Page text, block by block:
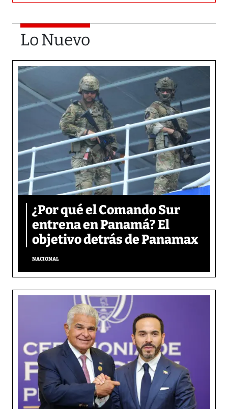
Lo Nuevo
¿Por qué el Comando Sur
entrena en Panamá? El
objetivo detrás de Panamax
NACIONAL